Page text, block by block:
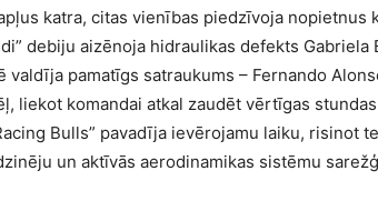
katra, citas vienības piedzīvoja nopietnus
debiju aizēnoja hidraulikas defekts
valdīja pamatīgs satraukums – Fernando
liekot komandai atkal zaudēt vērtīgas
Bulls” pavadīja ievērojamu laiku, risinot
un aktīvās aerodinamikas sistēmu